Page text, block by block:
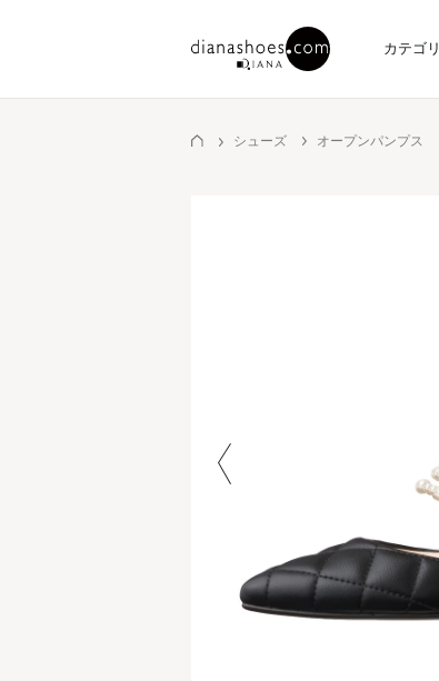
カテゴリ
シューズ オープンパンプス